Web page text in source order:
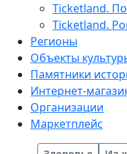
Ticketland.
Ticketland.
Регионы
Объекты
Памятники
Интернет-
Организации
Маркетплейс